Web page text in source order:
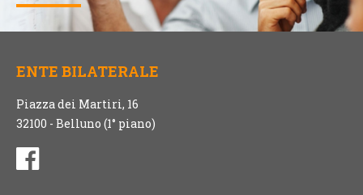
ENTE BILATERALE
Piazza dei Martiri, 16
32100 - Belluno (1° piano)